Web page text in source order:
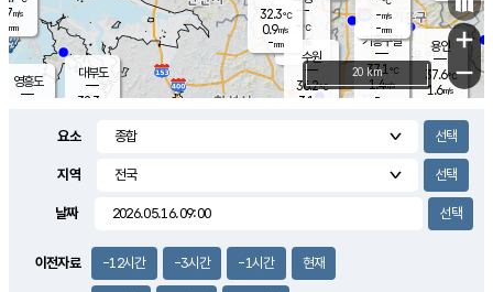
m/s
mm
영흥도
용인
37.6℃
1.6m/s
2.6m/s
대부도
32.3
- ℃
m/s
mm
기흥구갈
37.1℃
1.4m/s
-
32.3℃
0.9m/s
-mm
-m/s
-mm
수원
36.2℃
3.1 m/s
+
−
20 km
요소
지역
날짜
이전자료 -12시간 -3시간 -1시간 현재